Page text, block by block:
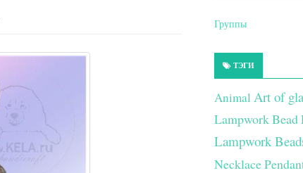
Группы
ТЭГИ
Animal Art of
Lampwork Bead
Lampwork
Necklace